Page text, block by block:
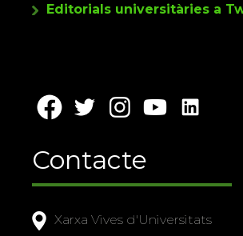
Editorials universitàries a
Contacte
Xarxa Vives d'Universitats